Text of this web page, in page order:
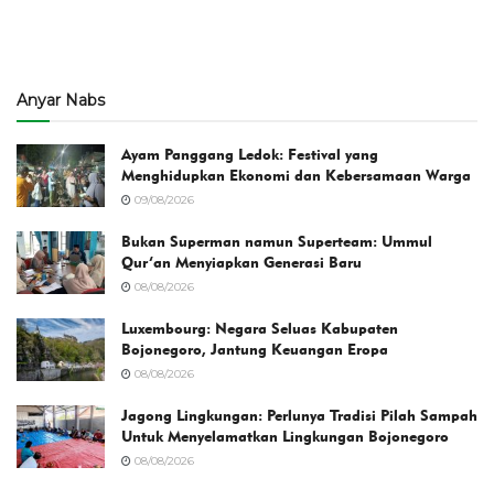
Anyar Nabs
Ayam Panggang Ledok: Festival yang
Menghidupkan Ekonomi dan Kebersamaan Warga
09/08/2026
Bukan Superman namun Superteam: Ummul
Qur’an Menyiapkan Generasi Baru
08/08/2026
Luxembourg: Negara Seluas Kabupaten
Bojonegoro, Jantung Keuangan Eropa
08/08/2026
Jagong Lingkungan: Perlunya Tradisi Pilah Sampah
Untuk Menyelamatkan Lingkungan Bojonegoro
08/08/2026